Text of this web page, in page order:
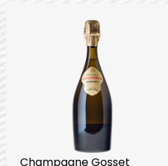
Champagne Gosset